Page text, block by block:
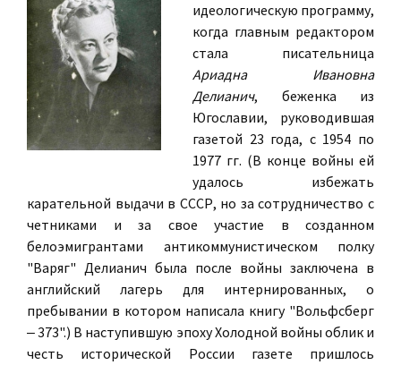
идеологическую программу,
когда главным редактором
стала писательница
Ариадна Ивановна
Делианич, беженка из
Югославии, руководившая
газетой 23 года, с 1954 по
1977 гг. (В конце войны ей
удалось избежать
карательной выдачи в СССР, но за сотрудничество с
четниками и за свое участие в созданном
белоэмигрантами антикоммунистическом полку
"Варяг" Делианич была после войны заключена в
английский лагерь для интернированных, о
пребывании в котором написала книгу "Вольфсберг
‒ 373".) В наступившую эпоху Холодной войны облик и
честь исторической России газете пришлось